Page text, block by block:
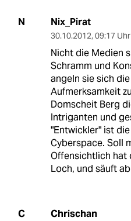
N Nix_Pirat
30.10.2012, 09:17 Uhr
Nicht die Medien
Schramm und
angeln sie sich
Aufmerksamkeit
Domscheit Berg
Intriganten und
"Entwickler" ist
Cyberspace. Soll
Offensichtlich hat
Loch, und säuft
C Chrischan